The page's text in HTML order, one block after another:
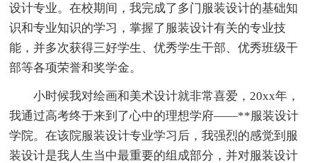
设计专业。在校期间，我完成了多门服装设计的基础知
识和专业知识的学习，掌握了服装设计有关的专业技
能，并多次获得三好学生、优秀学生干部、优秀班级干
部等各项荣誉和奖学金。
小时候我对绘画和美术设计就非常喜爱，20xx年，
我通过高考终于来到了心中的理想学府——**服装设计
学院。在该院服装设计专业学习后，我强烈的感觉到服
装设计是我人生当中最重要的组成部分，并对服装设计